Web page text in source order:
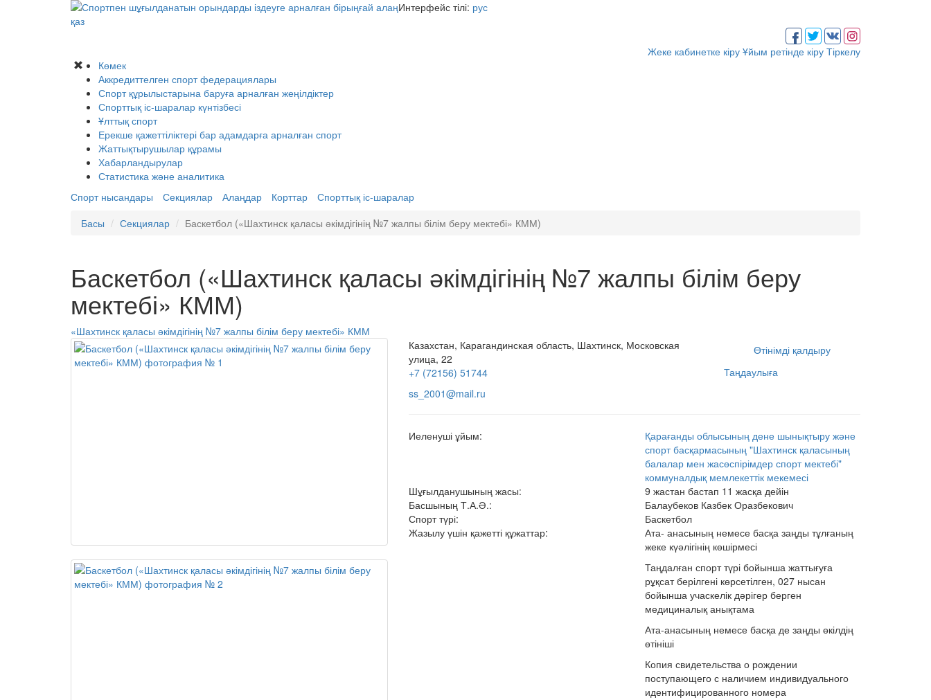
Интерфейс тілі: рус
қаз
Жеке кабинетке кіру Ұйым ретінде кіру Тіркелу
Көмек
Аккредиттелген спорт федерациялары
Спорт құрылыстарына баруға арналған жеңілдіктер
Спорттық іс-шаралар күнтізбесі
Ұлттық спорт
Ерекше қажеттіліктері бар адамдарға арналған спорт
Жаттықтырушылар құрамы
Хабарландырулар
Статистика және аналитика
Спорт нысандары
Секциялар Алаңдар Корттар
Спорттық іс-шаралар
Басы
Секциялар Баскетбол («Шахтинск қаласы әкімдігінің №7 жалпы білім беру мектебі» КММ)
Баскетбол («Шахтинск қаласы әкімдігінің №7 жалпы білім беру
мектебі» КММ)
«Шахтинск қаласы әкімдігінің №7 жалпы білім беру мектебі» КММ
Өтінімді қалдыру
Таңдаулыға
Казахстан, Карагандинская область, Шахтинск, Московская
улица, 22
+7 (72156) 51744
ss_2001@mail.ru
Иеленуші ұйым:
Қарағанды облысының дене шынықтыру және
спорт басқармасының "Шахтинск қаласының
балалар мен жасөспірімдер спорт мектебі"
коммуналдық мемлекеттік мекемесі
Шұғылданушының жасы:
9 жастан бастап 11 жасқа дейін
Басшының Т.А.Ә.:
Балаубеков Казбек Оразбекович
Спорт түрі:
Баскетбол
Жазылу үшін қажетті құжаттар:
Ата- анасының немесе басқа заңды тұлғаның
жеке күәлігінің көшірмесі
Таңдалған спорт түрі бойынша жаттығуға
рұқсат берілгені көрсетілген, 027 нысан
бойынша учаскелік дәрігер берген
медициналық анықтама
Ата-анасының немесе басқа де заңды өкілдің
өтініші
Копия свидетельства о рождении
поступающего с наличием индивидуального
идентифицированного номера